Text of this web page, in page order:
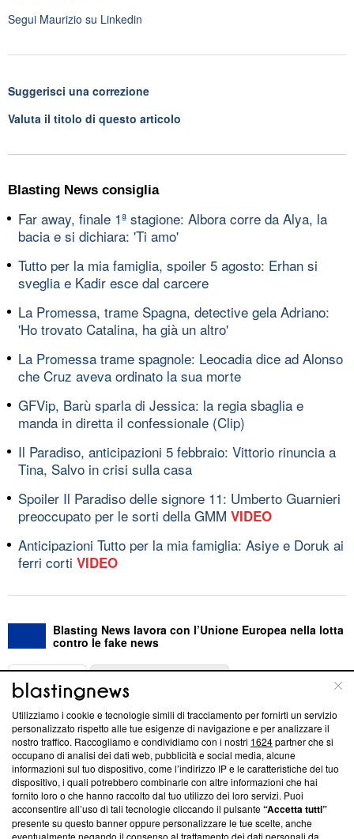
Segui Maurizio su Linkedin
Suggerisci una correzione
Valuta il titolo di questo articolo
Blasting News consiglia
Far away, finale 1ª stagione: Albora corre da Alya, la
bacia e si dichiara: 'Ti amo'
Tutto per la mia famiglia, spoiler 5 agosto: Erhan si
sveglia e Kadir esce dal carcere
La Promessa, trame Spagna, detective gela Adriano:
'Ho trovato Catalina, ha già un altro'
La Promessa trame spagnole: Leocadia dice ad Alonso
che Cruz aveva ordinato la sua morte
GFVip, Barù sparla di Jessica: la regia sbaglia e
manda in diretta il confessionale (Clip)
Il Paradiso, anticipazioni 5 febbraio: Vittorio rinuncia a
Tina, Salvo in crisi sulla casa
Spoiler Il Paradiso delle signore 11: Umberto Guarnieri
preoccupato per le sorti della GMM VIDEO
Anticipazioni Tutto per la mia famiglia: Asiye e Doruk ai
ferri corti VIDEO
Blasting News lavora con l’Unione Europea nella lotta
contro le fake news
ABOUT
Questa sezione offre informazioni trasparenti su Blasting
News, sui nostri processi editoriali e su come ci impegniamo a
creare news di qualità. Inoltre, afferma la nostra aderenza a
‘Trust Project - News with Integrity’Blasting News non è
ancora membro del programma, ma ha richiesto di farne
parte; Trust Project non ha ancora effettuato una verifica di
conformità agli standard.
Utilizziamo i cookie e tecnologie simili di tracciamento per fornirti un servizio
personalizzato rispetto alle tue esigenze di navigazione e per analizzare il
nostro traffico. Raccogliamo e condividiamo con i nostri 1624partner che si
occupano di analisi dei dati web, pubblicità e social media, alcune
informazioni sul tuo dispositivo, come l’indirizzo IP e le caratteristiche del tuo
dispositivo, i quali potrebbero combinarle con altre informazioni che hai
fornito loro o che hanno raccolto dal tuo utilizzo dei loro servizi. Puoi
acconsentire all’uso di tali tecnologie cliccando il pulsante“Accetta tutti”
presente su questo banner oppure personalizzare le tue scelte, anche
eventualmente negando il consenso al trattamento dei dati personali da